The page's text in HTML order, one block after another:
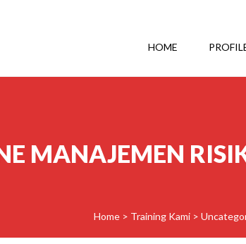
HOME
MANAJEMEN
Home > Training Kami >